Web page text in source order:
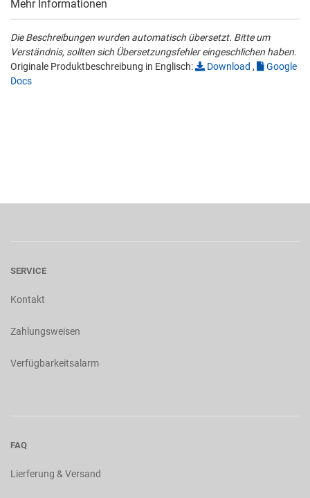
Mehr Informationen
Die Beschreibungen wurden automatisch übersetzt. Bitte um
Verständnis, sollten sich Übersetzungsfehler eingeschlichen haben.
Originale Produktbeschreibung in Englisch:
Download ,
Google
Docs
SERVICE
Kontakt
Zahlungsweisen
Verfügbarkeitsalarm
FAQ
Lierferung & Versand